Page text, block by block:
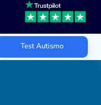
Test Autismo